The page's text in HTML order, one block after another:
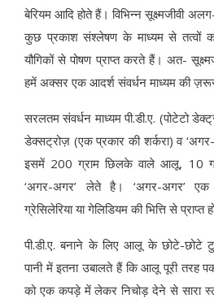
बेरियम आदि होते हैं। विभिन्न सूक्ष्मजीवी
कुछ प्रकाश संश्लेषण के माध्यम से तत्वों
यौगिकों से पोषण प्राप्त करते हैं। अत-
हमें अक्सर एक आदर्श संवर्धन माध्यम की
सरलतम संवर्धन माध्यम पी.डी.ए. (पोटेटो
डेक्सट्रोज़ (एक प्रकार की शर्करा) व
इसमें 200 ग्राम छिलके वाले आलू, 10
‘अगर-अगर’ लेते है। ‘अगर-अगर’
ग्रेसिलेरिया या गेलिडियम की भित्ति से प्राप्त
पी.डी.ए. बनाने के लिए आलू के छोटे-
पानी में इतना उबालते हैं कि आलू पूरी
को एक कपड़े में लेकर निचोड़ देने से सारा